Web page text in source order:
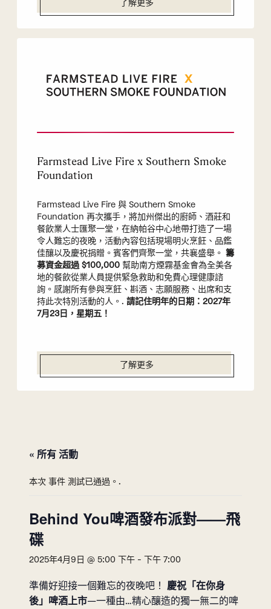
了解更多
Farmstead Live Fire x Southern Smoke
Foundation
Farmstead Live Fire 與 Southern Smoke
Foundation 再次攜手，將加州傑出的廚師、酒莊和
餐飲業人士匯聚一堂，在納帕谷中心地帶打造了一場
令人難忘的夜晚，活動內容包括現場明火烹飪、品鑑
佳釀以及慶祝捐贈。賓客們齊聚一堂，共襄盛舉。 籌
募資金超過 $100,000幫助南方煙霧基金會為全美各
地的餐飲從業人員提供緊急救助和免費心理健康諮
詢。感謝所有參與烹飪、斟酒、志願服務、出席和支
持此次特別活動的人。. 請記住明年的日期：2027年
7月23日，星期五！
了解更多
« 所有 活動
本次 事件 測試已通過。.
Behind You啤酒發布派對——飛
碟
2025年4月9日 @ 5:00 下午 - 下午 7:00
準備好迎接一個難忘的夜晚吧！ 慶祝「在你身
後」啤酒上市—一種由…精心釀造的獨一無二的啤